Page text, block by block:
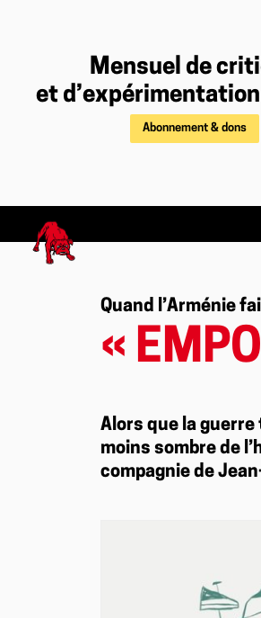
Mensuel de
et
Abonnement & dons
Quand l’Arménie
«
Alors que la
moins sombre de
compagnie de